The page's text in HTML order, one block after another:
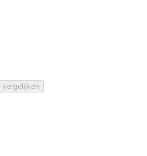
vergelijken